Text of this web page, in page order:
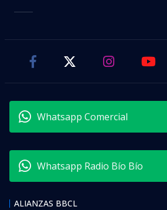
Whatsapp Comercial
Whatsapp Radio Bío Bío
ALIANZAS BBCL